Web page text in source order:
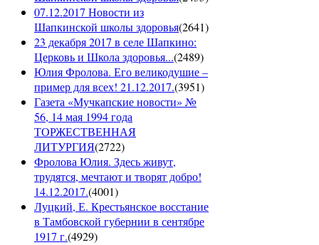
07.12.2017 Новости из
Шапкинской школы здоровья(2641)
23 декабря 2017 в селе Шапкино:
Церковь и Школа здоровья...(2489)
Юлия Фролова. Его великодушие –
пример для всех! 21.12.2017.(3951)
Газета «Мучкапские новости» №
56, 14 мая 1994 года
ТОРЖЕСТВЕННАЯ
ЛИТУРГИЯ(2722)
Фролова Юлия. Здесь живут,
трудятся, мечтают и творят добро!
14.12.2017.(4001)
Луцкий, Е. Крестьянское восстание
в Тамбовской губернии в сентябре
1917 г.(4929)